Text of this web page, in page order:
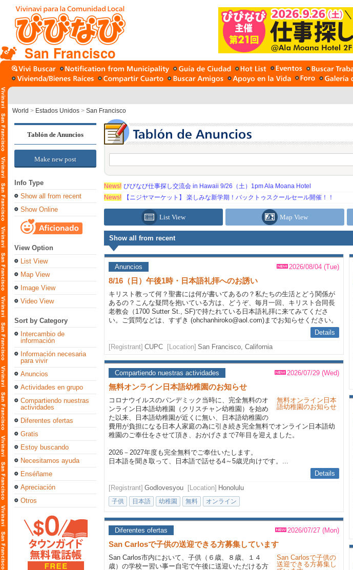
San Francisco
World > Estados Unidos > San Francisco
Tablón de Anuncios
Make new post
Info Type
Show all from recent
Show Online
View Option
List View
Map View
Image View
Video View
Sort by Category
Intercambio de
información
Información necesaria
para vivir
Anuncios
Actividades en grupo
Compartiendo nuestras
actividades
Diferentes ofertas
Gratis
Estoy buscando
Necesitamos ayuda
Enséñame
Apreciación
Otros
News! びびなび仕事探し交流会 in Hawaii 9/26（土）1pm Ala Moana Hotel
News!
【ニジヤマーケット】 楽しみな新学期！バックトゥスクールセール開催！！
List View Map View
Show all from recent
Anuncios 2026/08/04 (Tue)
8/16（日）午後1時・日本語礼拝へのお誘い
キリスト教って何？聖書には何が書いてあるの？私たちの生活とどう関係が
あるの？こんな疑問を抱いている方は、どうぞ、毎月一回、キリスト合同長
老教会（1700 Sutter St., SF)で持たれている日本語礼拝に来てみてくださ
い。ご質問などは、すずき (ohchanhiroko@aol.com)までお知らせください。
Details
[Registrant] CUPC [Location] San Francisco, California
Compartiendo nuestras actividades 2026/07/29 (Wed)
無料オンライン日本語幼稚園のお知らせ
コロナウイルスのパンデミック当時に、完全無料のオ
ンライン日本語幼稚園（クリスチャン幼稚園）を始め
た以来、日本語幼稚園が近くに無い、日本語幼稚園の
費用が負担になる日本人家庭の為に引き続き完全無料でオンライン日本語幼
稚園のご奉仕をさせて頂き、おかげさまで7年目を迎えました。
2026－2027年度も完全無料でご奉仕いたします。
日本語を聞き取って、日本語で話せる4～5歳児向けです。...
Details
[Registrant] Godlovesyou [Location] Honolulu
子供 日本語 幼稚園 無料 オンライン
Diferentes ofertas 2026/07/27 (Mon)
San Carlosで子供の送迎できる方募集しています
San Carlos市内において、子供（６歳、８歳、１４
歳）の学校ー習い事ー自宅で午後に送迎いただける方